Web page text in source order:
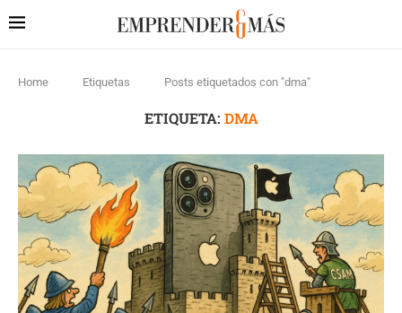
Home Etiquetas Posts etiquetados con "dma"
ETIQUETA: DMA